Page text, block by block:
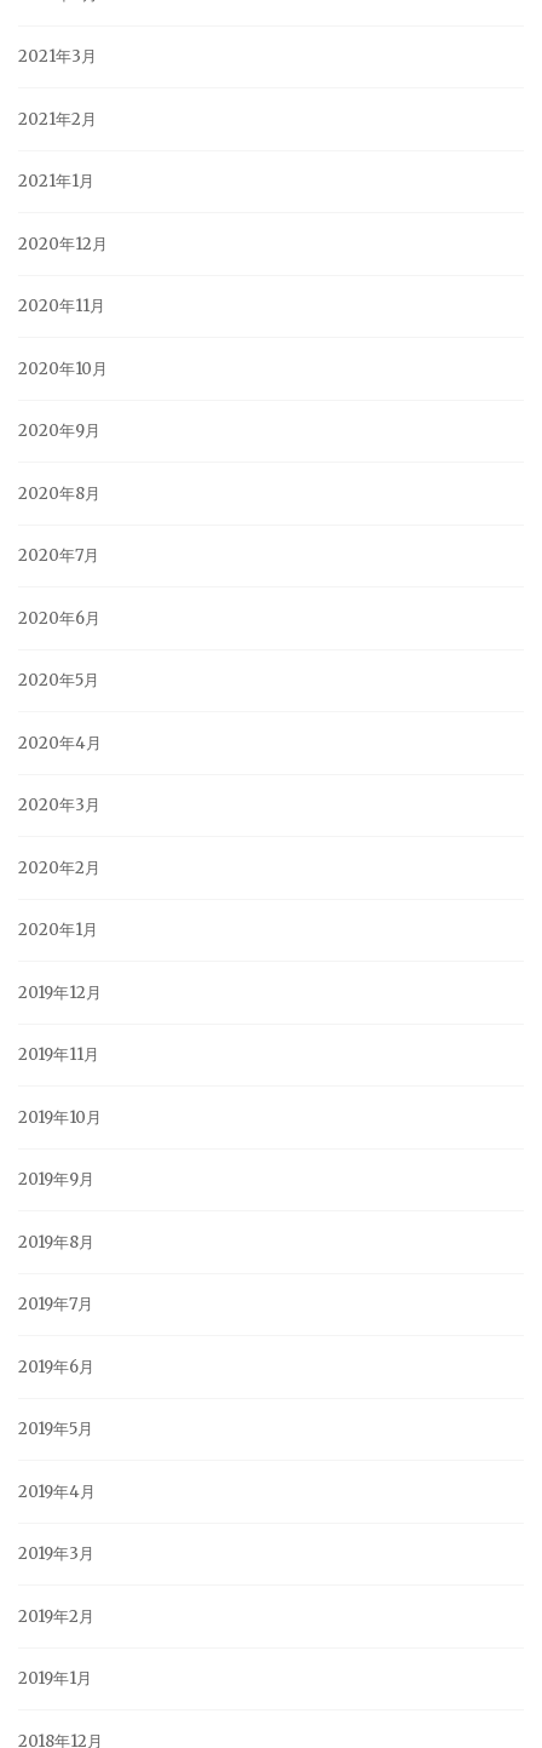
2021年3月
2021年2月
2021年1月
2020年12月
2020年11月
2020年10月
2020年9月
2020年8月
2020年7月
2020年6月
2020年5月
2020年4月
2020年3月
2020年2月
2020年1月
2019年12月
2019年11月
2019年10月
2019年9月
2019年8月
2019年7月
2019年6月
2019年5月
2019年4月
2019年3月
2019年2月
2019年1月
2018年12月